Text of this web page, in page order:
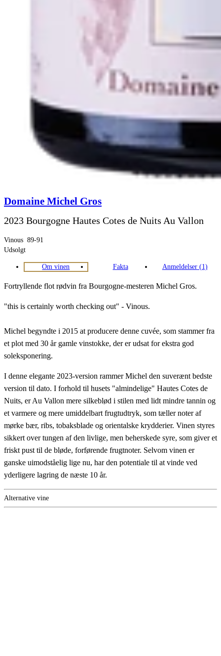
Domaine Michel Gros
2023 Bourgogne Hautes Cotes de Nuits Au Vallon
Vinous 89-91
Udsolgt
Om vinen Fakta Anmeldelser (1)
Fortryllende flot rødvin fra Bourgogne-mesteren Michel Gros.
"this is certainly worth checking out" - Vinous.
Michel begyndte i 2015 at producere denne cuvée, som stammer fra
et plot med 30 år gamle vinstokke, der er udsat for ekstra god
soleksponering.
I denne elegante 2023-version rammer Michel den suverænt bedste
version til dato. I forhold til husets "almindelige" Hautes Cotes de
Nuits, er Au Vallon mere silkeblød i stilen med lidt mindre tannin og
et varmere og mere umiddelbart frugtudtryk, som tæller noter af
mørke bær, ribs, tobaksblade og orientalske krydderier. Vinen styres
sikkert over tungen af den livlige, men beherskede syre, som giver et
friskt pust til de bløde, forførende frugtnoter. Selvom vinen er
ganske uimodståelig lige nu, har den potentiale til at vinde ved
yderligere lagring de næste 10 år.
Alternative vine